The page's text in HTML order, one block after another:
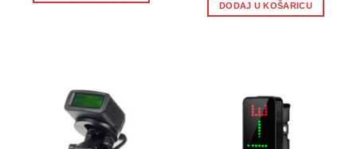
DODAJ U KOŠARICU